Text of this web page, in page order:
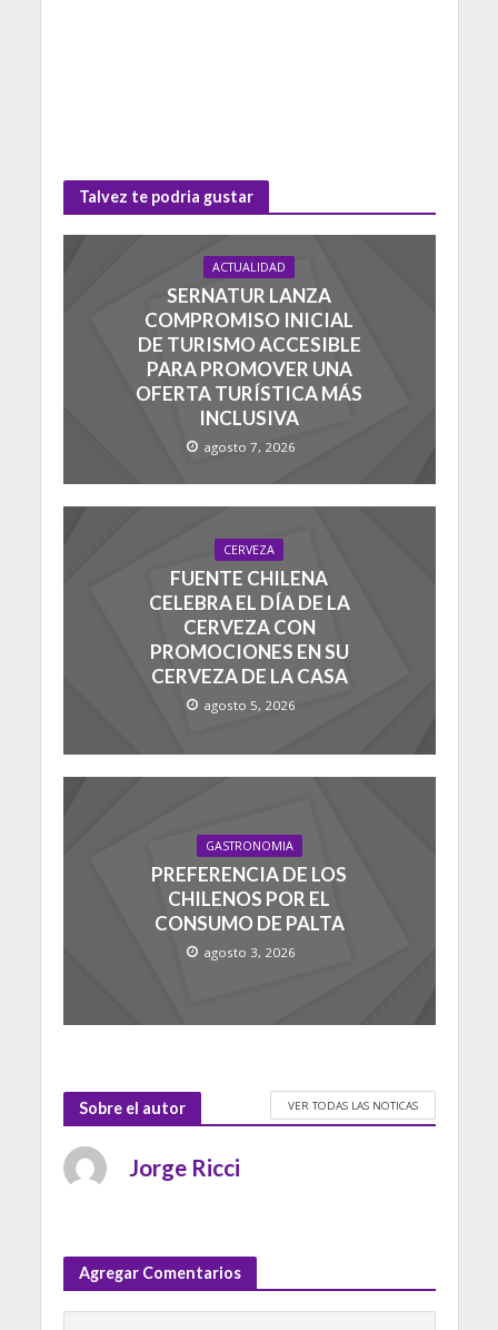
Talvez te podria gustar
ACTUALIDAD
SERNATUR LANZA
COMPROMISO INICIAL
DE TURISMO ACCESIBLE
PARA PROMOVER UNA
OFERTA TURÍSTICA MÁS
INCLUSIVA
agosto 7, 2026
CERVEZA
FUENTE CHILENA
CELEBRA EL DÍA DE LA
CERVEZA CON
PROMOCIONES EN SU
CERVEZA DE LA CASA
agosto 5, 2026
GASTRONOMIA
PREFERENCIA DE LOS
CHILENOS POR EL
CONSUMO DE PALTA
agosto 3, 2026
Sobre el autor VER TODAS LAS NOTICAS
Jorge Ricci
Agregar Comentarios